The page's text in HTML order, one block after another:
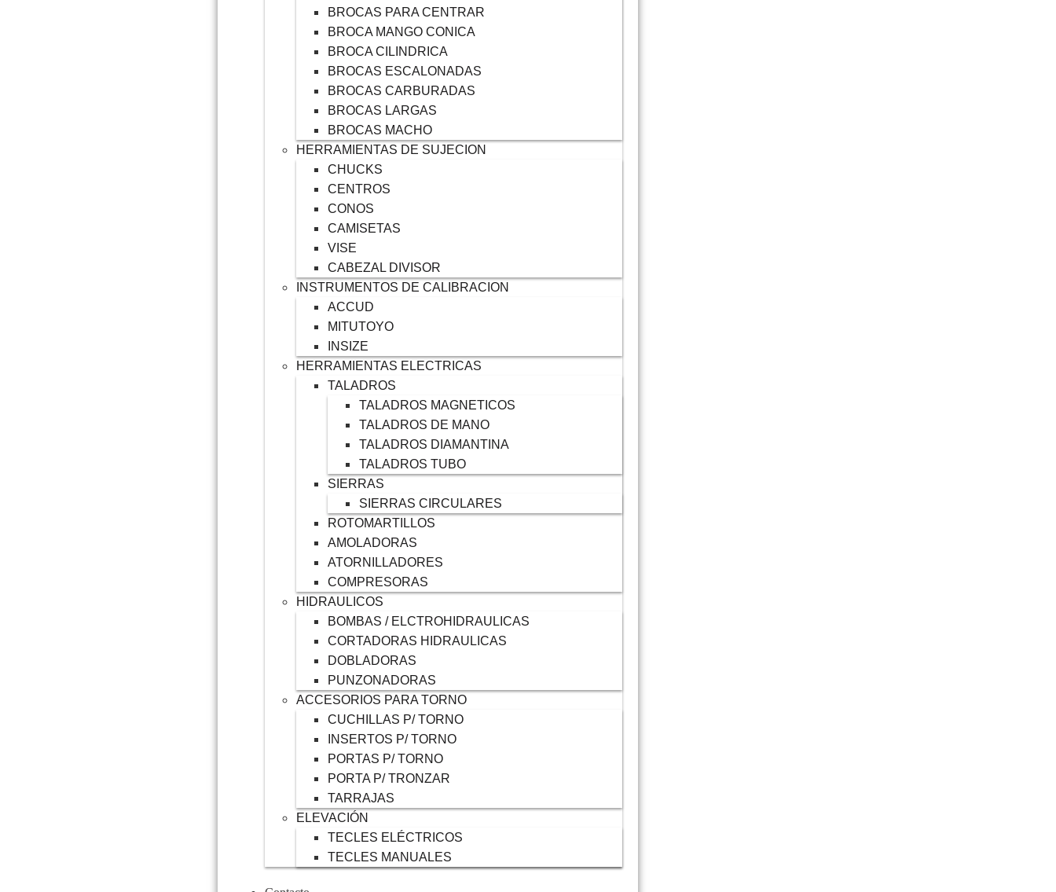
BROCAS PARA CENTRAR
BROCA MANGO CONICA
BROCA CILINDRICA
BROCAS ESCALONADAS
BROCAS CARBURADAS
BROCAS LARGAS
BROCAS MACHO
HERRAMIENTAS DE SUJECION
CHUCKS
CENTROS
CONOS
CAMISETAS
VISE
CABEZAL DIVISOR
INSTRUMENTOS DE CALIBRACION
ACCUD
MITUTOYO
INSIZE
HERRAMIENTAS ELECTRICAS
TALADROS
TALADROS MAGNETICOS
TALADROS DE MANO
TALADROS DIAMANTINA
TALADROS TUBO
SIERRAS
SIERRAS CIRCULARES
ROTOMARTILLOS
AMOLADORAS
ATORNILLADORES
COMPRESORAS
HIDRAULICOS
BOMBAS / ELCTROHIDRAULICAS
CORTADORAS HIDRAULICAS
DOBLADORAS
PUNZONADORAS
ACCESORIOS PARA TORNO
CUCHILLAS P/ TORNO
INSERTOS P/ TORNO
PORTAS P/ TORNO
PORTA P/ TRONZAR
TARRAJAS
ELEVACIÓN
TECLES ELÉCTRICOS
TECLES MANUALES